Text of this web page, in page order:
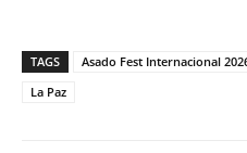
TAGS Asado Fest Internacional
La Paz